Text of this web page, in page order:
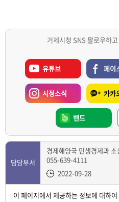
거제시청 SNS 팔로우하
유튜브 페이
시정소식 카카
밴드
담당부서
경제해양국 민생경제과 소
055-639-4111
2022-09-28
이 페이지에서 제공하는 정보에 대하